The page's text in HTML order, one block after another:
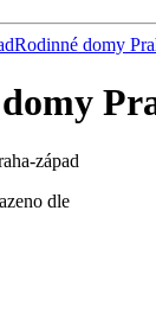
Rodinné domy
západ
dle